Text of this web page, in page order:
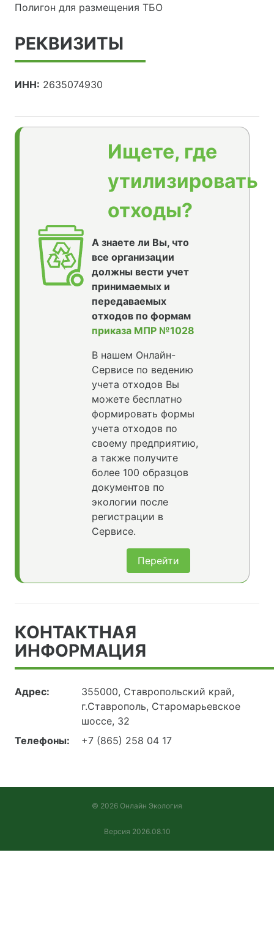
Полигон для размещения ТБО
РЕКВИЗИТЫ
ИНН: 2635074930
Ищете, где
утилизировать
отходы?
А знаете ли Вы, что
все организации
должны вести учет
принимаемых и
передаваемых
отходов по формам
приказа МПР №1028
В нашем Онлайн-
Сервисе по ведению
учета отходов Вы
можете бесплатно
формировать формы
учета отходов по
своему предприятию,
а также получите
более 100 образцов
документов по
экологии после
регистрации в
Сервисе.
Перейти
КОНТАКТНАЯ
ИНФОРМАЦИЯ
Адрес:
355000, Ставропольский край,
г.Ставрополь, Старомарьевское
шоссе, 32
Телефоны:
+7 (865) 258 04 17
© 2026 Онлайн Экология
Версия 2026.08.10